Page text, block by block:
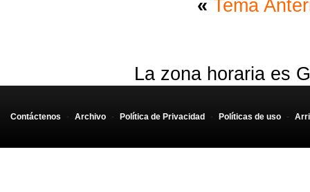
« Tema
La zona horaria es
Contáctenos - Archivo - Política de Privacidad - Políticas de uso -